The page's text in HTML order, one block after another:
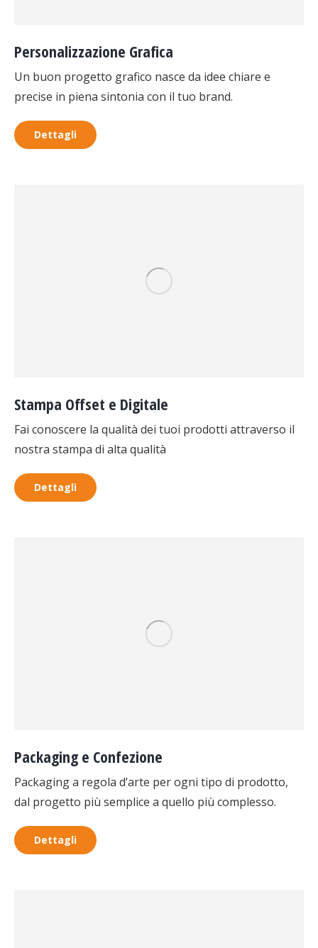
Personalizzazione Grafica
Un buon progetto grafico nasce da idee chiare e
precise in piena sintonia con il tuo brand.
Dettagli
Stampa Offset e Digitale
Fai conoscere la qualità dei tuoi prodotti attraverso il
nostra stampa di alta qualità
Dettagli
Packaging e Confezione
Packaging a regola d’arte per ogni tipo di prodotto,
dal progetto più semplice a quello più complesso.
Dettagli